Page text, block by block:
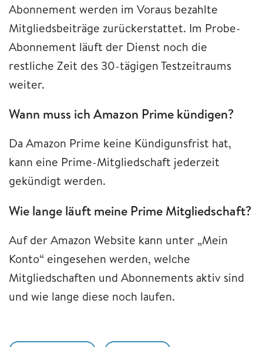
Abonnement werden im Voraus bezahlte
Mitgliedsbeiträge zurückerstattet. Im Probe-
Abonnement läuft der Dienst noch die
restliche Zeit des 30-tägigen Testzeitraums
weiter.
Wann muss ich Amazon Prime kündigen?
Da Amazon Prime keine Kündigunsfrist hat,
kann eine Prime-Mitgliedschaft jederzeit
gekündigt werden.
Wie lange läuft meine Prime Mitgliedschaft?
Auf der Amazon Website kann unter „Mein
Konto“ eingesehen werden, welche
Mitgliedschaften und Abonnements aktiv sind
und wie lange diese noch laufen.